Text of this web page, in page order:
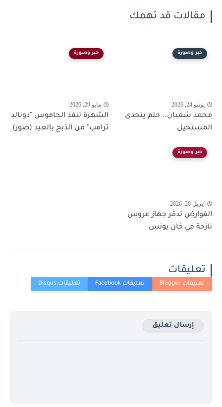
مقالات قد تهمك
خبر وصورة
يونيو 24, 2026
محمد شعبان.. حلم يتحدى
المستحيل
خبر وصورة
مايو 29, 2026
الشهرة تنقذ الجاموس "دونالد
ترامب" من الذبح بالعيد (صور)
خبر وصورة
إبريل 20, 2026
القوارض تدمّر جهاز عروس
نازحة في خان يونس
تعليقات
إرسال تعليق